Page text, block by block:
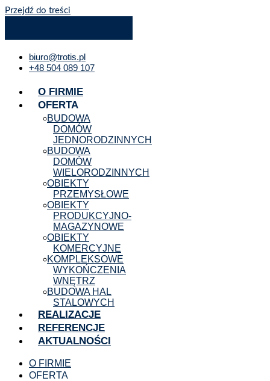
Przejdź do treści
biuro@trotis.pl
+48 504 089 107
O FIRMIE
OFERTA
BUDOWA
DOMÓW
JEDNORODZINNYCH
BUDOWA
DOMÓW
WIELORODZINNYCH
OBIEKTY
PRZEMYSŁOWE
OBIEKTY
PRODUKCYJNO-
MAGAZYNOWE
OBIEKTY
KOMERCYJNE
KOMPLEKSOWE
WYKOŃCZENIA
WNĘTRZ
BUDOWA HAL
STALOWYCH
REALIZACJE
REFERENCJE
AKTUALNOŚCI
O FIRMIE
OFERTA